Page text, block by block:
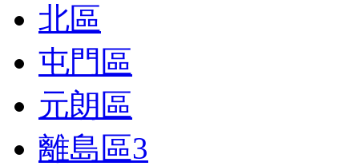
北區
屯門區
元朗區
離島區3